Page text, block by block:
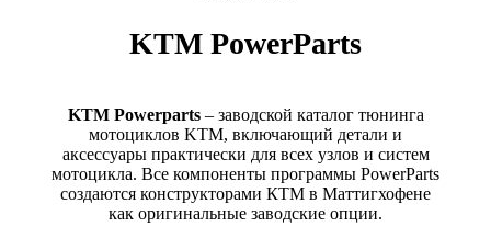
KTM PowerParts
KTM Powerparts– заводской каталог тюнинга
мотоциклов KTM, включающий детали и
аксессуары практически для всех узлов и систем
мотоцикла. Все компоненты программы PowerParts
создаются конструкторами КТМ в Маттигхофене
как оригинальные заводские опции.